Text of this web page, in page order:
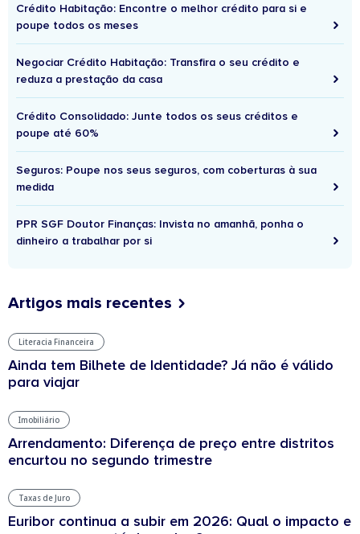
Crédito Habitação: Encontre o melhor crédito para si e
poupe todos os meses
Negociar Crédito Habitação: Transfira o seu crédito e
reduza a prestação da casa
Crédito Consolidado: Junte todos os seus créditos e
poupe até 60%
Seguros: Poupe nos seus seguros, com coberturas à sua
medida
PPR SGF Doutor Finanças: Invista no amanhã, ponha o
dinheiro a trabalhar por si
Artigos mais recentes
Literacia Financeira
Ainda tem Bilhete de Identidade? Já não é válido
para viajar
Imobiliário
Arrendamento: Diferença de preço entre distritos
encurtou no segundo trimestre
Taxas de Juro
Euribor continua a subir em 2026: Qual o impacto e